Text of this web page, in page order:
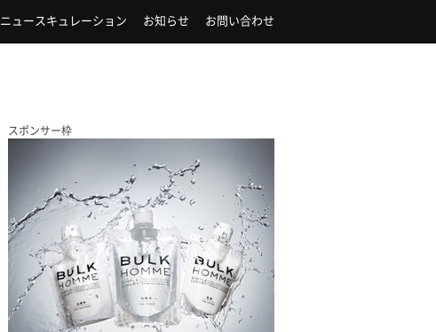
ニュースキュレーション お知らせ お問い合わせ
スポンサー枠